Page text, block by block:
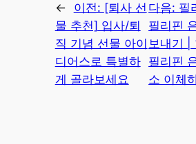
← 이전: [퇴사 선
물 추천] 입사/퇴
직 기념 선물 아이
디어스로 특별하
게 골라보세요
다음: 필
필리핀
보내기 |
필리핀
소 이체